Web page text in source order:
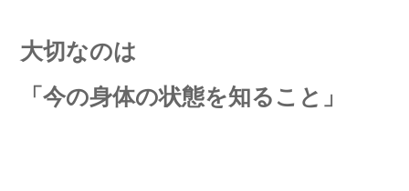
大切なのは
「今の身体の状態を知ること」